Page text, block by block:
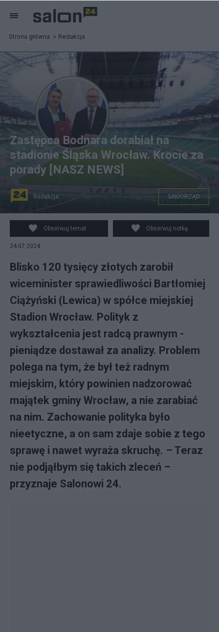
Strona główna Redakcja
Fot. Gov/WKS Śląsk Wrocław
Zastępca Bodnara dorabiał na
stadionie Śląska Wrocław. Krocie za
porady [NASZ NEWS]
Redakcja SAMORZĄD
Obserwuj temat Obserwuj notkę
24.07.2024
Blisko 120 tysięcy złotych zarobił
wiceminister sprawiedliwości Bartłomiej
Ciążyński (Lewica) w spółce miejskiej
Stadion Wrocław. Polityk z
wykształcenia jest radcą prawnym -
pieniądze dostawał za analizy. Problem
polega na tym, że był też radnym
miejskim, który powinien nadzorować
majątek gminy Wrocław, a nie zarabiać
na nim. Zachowanie polityka było
nieetyczne, a on sam zdaje sobie z tego
sprawę i nawet wyraża skruchę. – Teraz
nie podjąłbym się takich zleceń –
przyznaje Salonowi 24.